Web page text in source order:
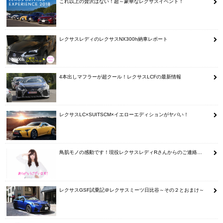
レクサスレディのレクサスNX300h納車レポート
4本出しマフラーが超クール！レクサスLCFの最新情報
レクサスLC×SUITSCM×イエローエディションがヤバい！
鳥肌モノの感動です！現役レクサスレディRさんからのご連絡…
レクサスGSF試乗記＠レクサスミーツ日比谷～その２とおまけ～